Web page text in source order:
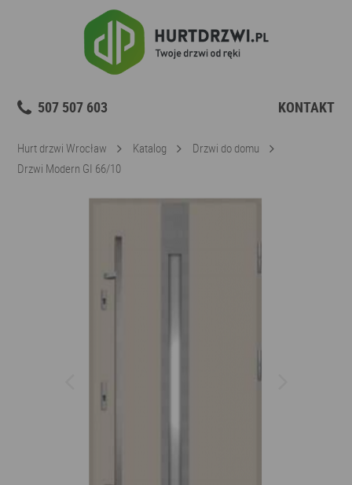
507 507 603 KONTAKT
Hurt drzwi Wrocław Katalog
Drzwi do domu
Drzwi Modern GI 66/10